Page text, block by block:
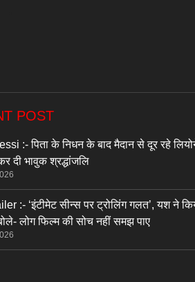
POST
:- पिता के निधन के बाद मैदान से दूर रहे
दी भावुक श्रद्धांजलि
:- ‘इंटीमेट सीन्स पर ट्रोलिंग गलत’, यश ने
लोग फिल्म की सोच नहीं समझ पाए